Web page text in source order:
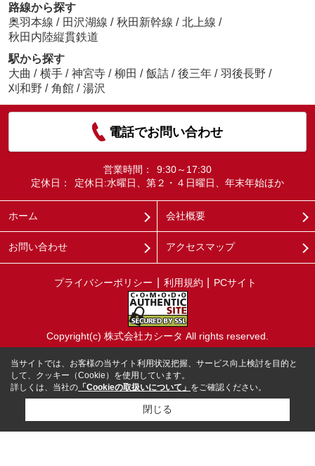
路線から探す
奥羽本線 / 田沢湖線 / 秋田新幹線 / 北上線 /
秋田内陸縦貫鉄道
駅から探す
大曲 / 横手 / 神宮寺 / 柳田 / 飯詰 / 後三年 / 羽後長野 /
刈和野 / 角館 / 湯沢
電話でお問い合わせ
営業時間：
9:30～17:30
定休日：
定休日:水曜日、第２・４日曜日、年末年始ほか
ホーム 会社概要
お問い合わせ アクセスマップ
プライバシーポリシー 利用規約 PCサイト
Copyright(c) 株式会社カシータ All rights reserved.
当サイトでは、お客様の当サイト利用状況把握、サービス向上検討を目的と
して、クッキー（Cookie）を使用しています。
詳しくは、当社の 「Cookieの取扱いについて」 をご確認ください。
閉じる